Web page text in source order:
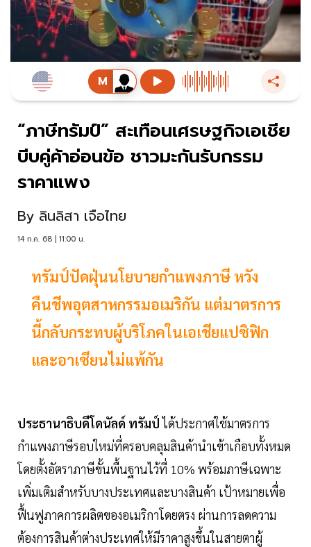
“ภาษีทรัมป์” สะเทือนเศรษฐกิจเอเชีย
บีบคู่ค้าอ่อนข้อ ชาวมะกันรับกรรม
ราคาแพง
By ลินลิสา เจือไทย
14 ก.ค. 68 | 11:00 น.
ทรัมป์ปัดฝุ่นนโยบายกำแพงภาษี หวัง
คืนชีพอุตสาหกรรมอเมริกัน แต่มาตรการ
นี้กลับกระทบผู้บริโภคในเอเชียแปซิฟิก
และอาเซียนไม่แพ้กัน
ประธานาธิบดีโดนัลด์ ทรัมป์ได้ประกาศใช้มาตรการ
กำแพงภาษีรอบใหม่ที่ครอบคลุมสินค้านำเข้าเกือบทั้งหมด
โดยตั้งอัตราภาษีขั้นพื้นฐานไว้ที่ 10% พร้อมภาษีเฉพาะ
เพิ่มเติมสำหรับบางประเทศและบางสินค้า เป้าหมายเพื่อ
ฟื้นฟูภาคการผลิตของอเมริกาโดยตรง ผ่านการลดความ
ต้องการสินค้าต่างประเทศให้มีราคาสูงขึ้นในสายตาผู้